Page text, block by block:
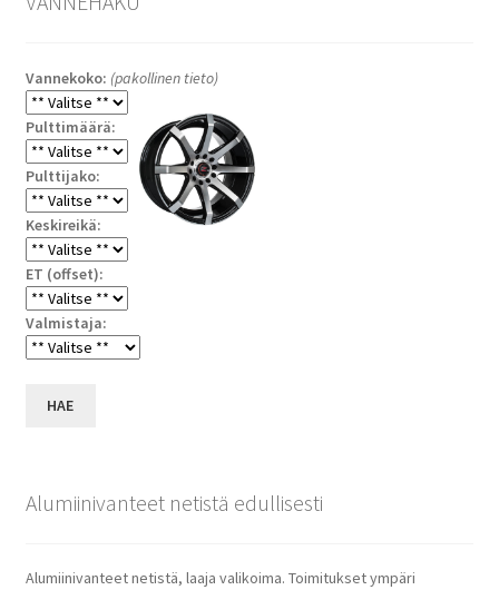
Vannekoko: (pakollinen tieto)
Pulttimäärä:
Pulttijako:
Keskireikä:
ET (offset):
Valmistaja:
HAE
Alumiinivanteet netistä edullisesti
Alumiinivanteet netistä, laaja valikoima. Toimitukset ympäri